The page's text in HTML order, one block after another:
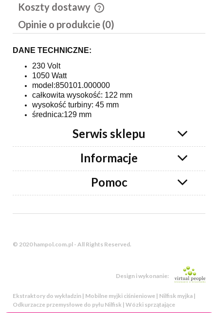
Koszty dostawy
Cena nie zawiera ewentualnych kosztów płatności
Opinie o produkcie (0)
DANE TECHNICZNE:
230 Volt
1050 Watt
model:850101.000000
całkowita wysokość: 122 mm
wysokość turbiny: 45 mm
średnica:129 mm
Serwis sklepu
Informacje
Pomoc
© 2020 hampol.com.pl - All Rights Reserved.
Design i wykonanie:
Ekstraktory do wykładzin | Mobilne myjki ciśnieniowe | Nilfisk myjka |
Odkurzacze przemysłowe do pyłu Nilfisk | Wózki sprzątające